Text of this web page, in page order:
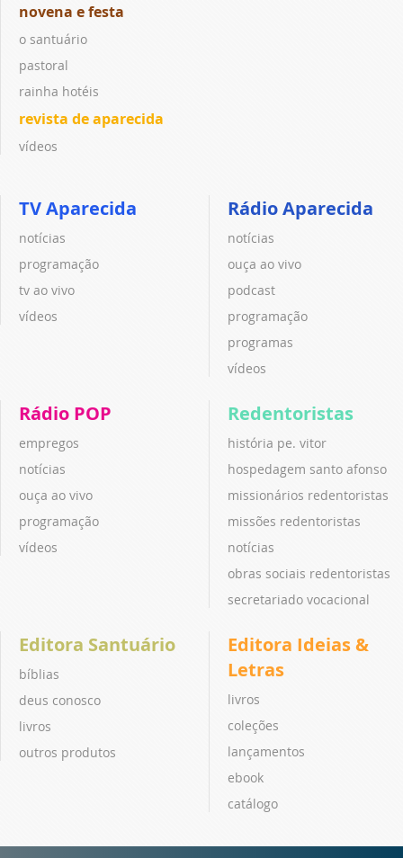
novena e festa
o santuário
pastoral
rainha hotéis
revista de aparecida
vídeos
TV Aparecida
notícias
programação
tv ao vivo
vídeos
Rádio Aparecida
notícias
ouça ao vivo
podcast
programação
programas
vídeos
Rádio POP
empregos
notícias
ouça ao vivo
programação
vídeos
Redentoristas
história pe. vitor
hospedagem santo afonso
missionários redentoristas
missões redentoristas
notícias
obras sociais redentoristas
secretariado vocacional
Editora Santuário
bíblias
deus conosco
livros
outros produtos
Editora Ideias &
Letras
livros
coleções
lançamentos
ebook
catálogo